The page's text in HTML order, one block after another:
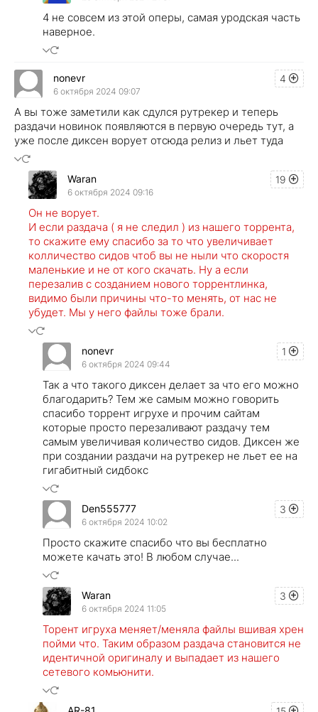
4 не совсем из этой оперы, самая уродская часть
наверное.
4
nonevr
6 октября 2024 09:07
А вы тоже заметили как сдулся рутрекер и теперь
раздачи новинок появляются в первую очередь тут, а
уже после диксен ворует отсюда релиз и льет туда
19
Waran
6 октября 2024 09:16
Он не ворует.
И если раздача ( я не следил ) из нашего торрента,
то скажите ему спасибо за то что увеличивает
колличество сидов чтоб вы не ныли что скоростя
маленькие и не от кого скачать. Ну а если
перезалив с созданием нового торрентлинка,
видимо были причины что-то менять, от нас не
убудет. Мы у него файлы тоже брали.
1
nonevr
6 октября 2024 09:44
Так а что такого диксен делает за что его можно
благодарить? Тем же самым можно говорить
спасибо торрент игрухе и прочим сайтам
которые просто перезаливают раздачу тем
самым увеличивая количество сидов. Диксен же
при создании раздачи на рутрекер не льет ее на
гигабитный сидбокс
3
Den555777
6 октября 2024 10:02
Просто скажите спасибо что вы бесплатно
можете качать это! В любом случае...
3
Waran
6 октября 2024 11:05
Торент игруха меняет/меняла файлы вшивая хрен
пойми что. Таким образом раздача становится не
идентичной оригиналу и выпадает из нашего
сетевого комьюнити.